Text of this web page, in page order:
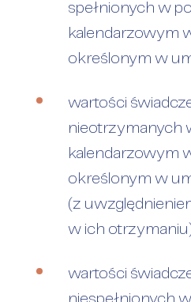
spełnionych w
kalendarzowym
określonym w
wartości
nieotrzymanych
kalendarzowym
określonym w
(z
w ich
wartości